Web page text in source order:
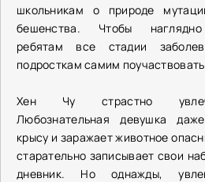
школьникам о природе
бешенства. Чтобы наглядно
ребятам все стадии
подросткам самим
Хен Чу страстно
Любознательная девушка
крысу и заражает животное
старательно записывает свои
дневник. Но однажды,